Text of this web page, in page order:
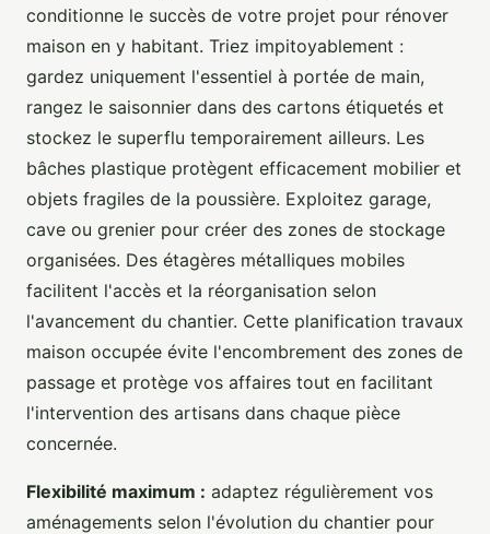
conditionne le succès de votre projet pour rénover
maison en y habitant. Triez impitoyablement :
gardez uniquement l'essentiel à portée de main,
rangez le saisonnier dans des cartons étiquetés et
stockez le superflu temporairement ailleurs. Les
bâches plastique protègent efficacement mobilier et
objets fragiles de la poussière. Exploitez garage,
cave ou grenier pour créer des zones de stockage
organisées. Des étagères métalliques mobiles
facilitent l'accès et la réorganisation selon
l'avancement du chantier. Cette planification travaux
maison occupée évite l'encombrement des zones de
passage et protège vos affaires tout en facilitant
l'intervention des artisans dans chaque pièce
concernée.
Flexibilité maximum : adaptez régulièrement vos
aménagements selon l'évolution du chantier pour